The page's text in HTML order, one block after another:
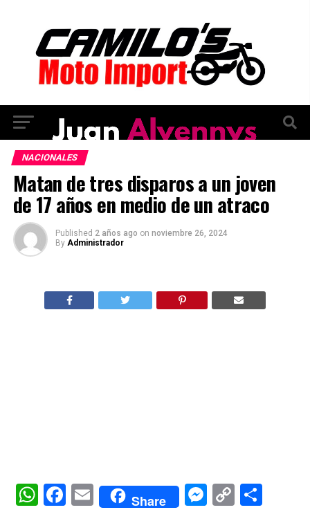
NACIONALES
Matan de tres disparos a un joven
de 17 años en medio de un atraco
Published 2 años ago on noviembre 26, 2024
By Administrador
WhatsApp
Facebook
EmailShare
Copy